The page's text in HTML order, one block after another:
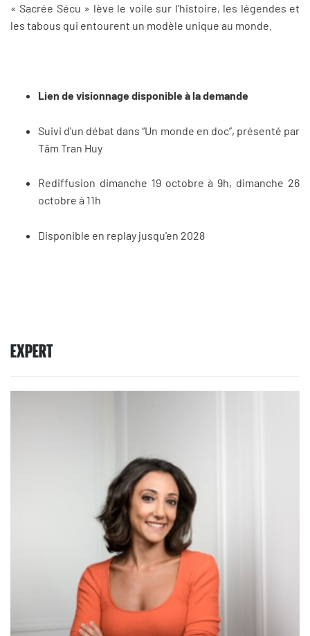
« Sacrée Sécu » lève le voile sur l’histoire, les légendes et
les tabous qui entourent un modèle unique au monde.
Lien de visionnage disponible à la demande
Suivi d'un débat dans “Un monde en doc”, présenté par
Tâm Tran Huy
Rediffusion dimanche 19 octobre à 9h, dimanche 26
octobre à 11h
Disponible en replay jusqu'en 2028
EXPERT